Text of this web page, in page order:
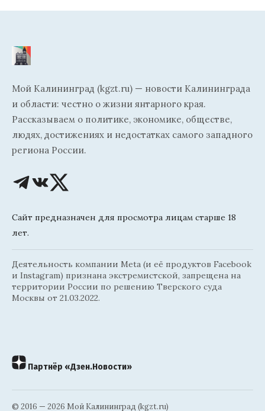
Мой Калининград (kgzt.ru) — новости Калининграда
и области: честно о жизни янтарного края.
Рассказываем о политике, экономике, обществе,
людях, достижениях и недостатках самого западного
региона России.
Сайт предназначен для просмотра лицам старше 18
лет.
Деятельность компании Meta (и её продуктов Facebook
и Instagram) признана экстремистской, запрещена на
территории России по решению Тверского суда
Москвы от 21.03.2022.
Партнёр «Дзен.Новости»
© 2016 — 2026 Мой Калининград (kgzt.ru)